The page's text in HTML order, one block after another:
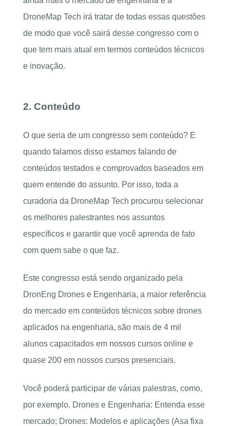
DroneMap Tech irá tratar de todas essas questões
de modo que você sairá desse congresso com o
que tem mais atual em termos conteúdos técnicos
e inovação.
2. Conteúdo
O que seria de um congresso sem conteúdo? E
quando falamos disso estamos falando de
conteúdos testados e comprovados baseados em
quem entende do assunto. Por isso, toda a
curadoria da DroneMap Tech procurou selecionar
os melhores palestrantes nos assuntos
específicos e garantir que você aprenda de fato
com quem sabe o que faz.
Este congresso está sendo organizado pela
DronEng Drones e Engenharia, a maior referência
do mercado em conteúdos técnicos sobre drones
aplicados na engenharia, são mais de 4 mil
alunos capacitados em nossos cursos online e
quase 200 em nossos cursos presenciais.
Você poderá participar de várias palestras, como,
por exemplo, Drones e Engenharia: Entenda esse
mercado; Drones: Modelos e aplicações (Asa fixa